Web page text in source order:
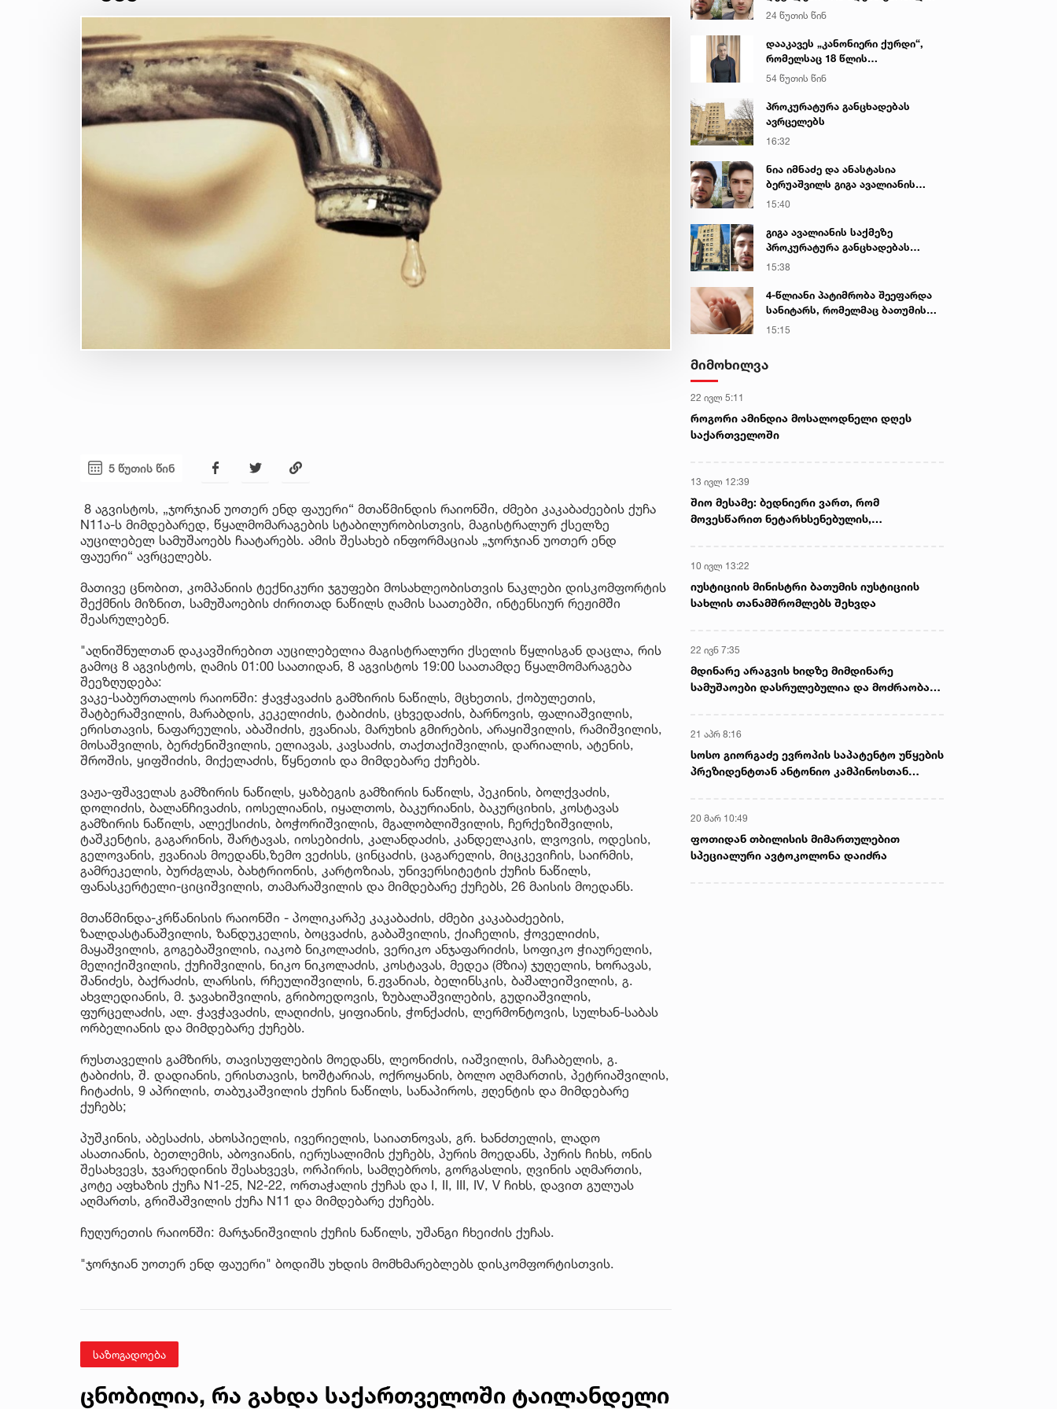
5 წუთის წინ
8 აგვისტოს, „ჯორჯიან უოთერ ენდ ფაუერი“ მთაწმინდის რაიონში, ძმები კაკაბაძეების ქუჩა
N11ა-ს მიმდებარედ, წყალმომარაგების სტაბილურობისთვის, მაგისტრალურ ქსელზე
აუცილებელ სამუშაოებს ჩაატარებს. ამის შესახებ ინფორმაციას „ჯორჯიან უოთერ ენდ
ფაუერი“ ავრცელებს.
მათივე ცნობით, კომპანიის ტექნიკური ჯგუფები მოსახლეობისთვის ნაკლები დისკომფორტის
შექმნის მიზნით, სამუშაოების ძირითად ნაწილს ღამის საათებში, ინტენსიურ რეჟიმში
შეასრულებენ.
"აღნიშნულთან დაკავშირებით აუცილებელია მაგისტრალური ქსელის წყლისგან დაცლა, რის
გამოც 8 აგვისტოს, ღამის 01:00 საათიდან, 8 აგვისტოს 19:00 საათამდე წყალმომარაგება
შეეზღუდება:
ვაკე-საბურთალოს რაიონში: ჭავჭავაძის გამზირის ნაწილს, მცხეთის, ქობულეთის,
შატბერაშვილის, მარაბდის, კეკელიძის, ტაბიძის, ცხვედაძის, ბარნოვის, ფალიაშვილის,
ერისთავის, ნაფარეულის, აბაშიძის, ჟვანიას, მარუხის გმირების, არაყიშვილის, რამიშვილის,
მოსაშვილის, ბერძენიშვილის, ელიავას, კავსაძის, თაქთაქიშვილის, დარიალის, ატენის,
შროშის, ყიფშიძის, მიქელაძის, წყნეთის და მიმდებარე ქუჩებს.
ვაჟა-ფშაველას გამზირის ნაწილს, ყაზბეგის გამზირის ნაწილს, პეკინის, ბოლქვაძის,
დოლიძის, ბალანჩივაძის, იოსელიანის, იყალთოს, ბაკურიანის, ბაკურციხის, კოსტავას
გამზირის ნაწილს, ალექსიძის, ბოჭორიშვილის, მგალობლიშვილის, ჩერქეზიშვილის,
ტაშკენტის, გაგარინის, შარტავას, იოსებიძის, კალანდაძის, კანდელაკის, ლვოვის, ოდესის,
გელოვანის, ჟვანიას მოედანს,ზემო ვეძისს, ცინცაძის, ცაგარელის, მიცკევიჩის, საირმის,
გამრეკელის, ბურძგლას, ბახტრიონის, კარტოზიას, უნივერსიტეტის ქუჩის ნაწილს,
ფანასკერტელი-ციციშვილის, თამარაშვილის და მიმდებარე ქუჩებს, 26 მაისის მოედანს.
მთაწმინდა-კრწანისის რაიონში - პოლიკარპე კაკაბაძის, ძმები კაკაბაძეების,
ზალდასტანაშვილის, ზანდუკელის, ბოცვაძის, გაბაშვილის, ქიაჩელის, ჭოველიძის,
მაყაშვილის, გოგებაშვილის, იაკობ ნიკოლაძის, ვერიკო ანჯაფარიძის, სოფიკო ჭიაურელის,
მელიქიშვილის, ქუჩიშვილის, ნიკო ნიკოლაძის, კოსტავას, მედეა (მზია) ჯუღელის, ხორავას,
შანიძეს, ბაქრაძის, ლარსის, რჩეულიშვილის, ნ.ჟვანიას, ბელინსკის, ბაშალეიშვილის, გ.
ახვლედიანის, მ. ჯავახიშვილის, გრიბოედოვის, ზუბალაშვილების, გუდიაშვილის,
ფურცელაძის, ალ. ჭავჭავაძის, ლაღიძის, ყიფიანის, ჭონქაძის, ლერმონტოვის, სულხან-საბას
ორბელიანის და მიმდებარე ქუჩებს.
რუსთაველის გამზირს, თავისუფლების მოედანს, ლეონიძის, იაშვილის, მაჩაბელის, გ.
ტაბიძის, შ. დადიანის, ერისთავის, ხოშტარიას, ოქროყანის, ბოლო აღმართის, პეტრიაშვილის,
ჩიტაძის, 9 აპრილის, თაბუკაშვილის ქუჩის ნაწილს, სანაპიროს, ჟღენტის და მიმდებარე
ქუჩებს;
პუშკინის, აბესაძის, ახოსპიელის, ივერიელის, საიათნოვას, გრ. ხანძთელის, ლადო
ასათიანის, ბეთლემის, აბოვიანის, იერუსალიმის ქუჩებს, პურის მოედანს, პურის ჩიხს, ონის
შესახვევს, ჯვარედინის შესახვევს, ორპირის, სამღებროს, გორგასლის, ღვინის აღმართის,
კოტე აფხაზის ქუჩა N1-25, N2-22, ორთაჭალის ქუჩას და I, II, III, IV, V ჩიხს, დავით გულუას
აღმართს, გრიშაშვილის ქუჩა N11 და მიმდებარე ქუჩებს.
ჩუღურეთის რაიონში: მარჯანიშვილის ქუჩის ნაწილს, უშანგი ჩხეიძის ქუჩას.
"ჯორჯიან უოთერ ენდ ფაუერი" ბოდიშს უხდის მომხმარებლებს დისკომფორტისთვის.
საზოგადოება
ცნობილია, რა გახდა საქართველოში ტაილანდელი
გიგა ავალიანის მკვლელობაზე
24 წუთის წინ
დააკავეს „კანონიერი ქურდი“,
რომელსაც 18 წლის
განმავლობაში ეძებდნენ
54 წუთის წინ
პროკურატურა განცხადებას
ავრცელებს
16:32
ნია იმნაძე და ანასტასია
ბერუაშვილს გიგა ავალიანის
საქმეზე ბრალი წარედგინათ
15:40
გიგა ავალიანის საქმეზე
პროკურატურა განცხადებას
ავრცელებს
15:38
4-წლიანი პატიმრობა შეეფარდა
სანიტარს, რომელმაც ბათუმის
კლინიკის საპირფარეშოში
მიაყენა
15:15
მიმოხილვა
22 ივლ 5:11
როგორი ამინდია მოსალოდნელი დღეს
საქართველოში
13 ივლ 12:39
შიო მესამე: ბედნიერი ვართ, რომ
მოვესწარით ნეტარხსენებულის,
10 ივლ 13:22
იუსტიციის მინისტრი ბათუმის იუსტიციის
სახლის თანამშრომლებს შეხვდა
22 ივნ 7:35
მდინარე არაგვის ხიდზე მიმდინარე
სამუშაოები დასრულებულია და მოძრაობა
21 აპრ 8:16
სოსო გიორგაძე ევროპის საპატენტო უწყების
პრეზიდენტთან ანტონიო კამპინოსთან
20 მარ 10:49
ფოთიდან თბილისის მიმართულებით
სპეციალური ავტოკოლონა დაიძრა